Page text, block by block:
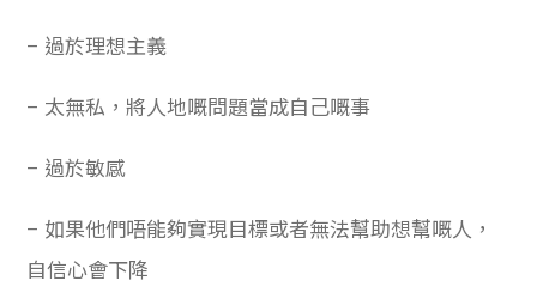
– 過於理想主義
– 太無私，將人地嘅問題當成自己嘅事
– 過於敏感
– 如果他們唔能夠實現目標或者無法幫助想幫嘅人，
自信心會下降